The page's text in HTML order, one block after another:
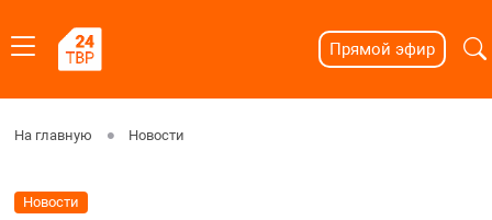
Прямой эфир
На главную Новости
Новости